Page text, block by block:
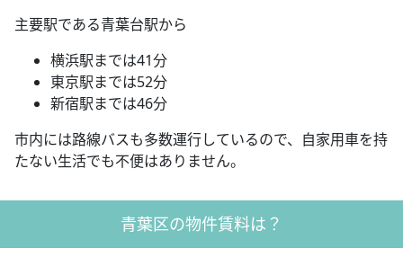
主要駅である青葉台駅から
横浜駅までは41分
東京駅までは52分
新宿駅までは46分
市内には路線バスも多数運行しているので、自家用車を持
たない生活でも不便はありません。
青葉区の物件賃料は？